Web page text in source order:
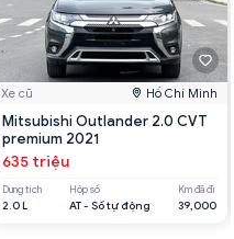
Xe cũ Hồ Chí Minh
Mitsubishi Outlander 2.0 CVT
premium 2021
635 triệu
Dung tích
2.0 L
Hộp số
AT - Số tự động
Km đã đi
39,000